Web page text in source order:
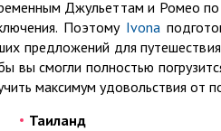
Джульеттам и Ромео
Поэтому Іvona
предложений для
вы смогли полностью
максимум удовольствия от
Таиланд